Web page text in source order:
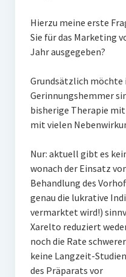
Hierzu meine erste
Sie für das Marketing
Jahr ausgegeben?
Grundsätzlich
Gerinnungshemmer
bisherige Therapie
mit vielen
Nur: aktuell gibt es
wonach der Einsatz
Behandlung des
genau die lukrative
vermarktet wird!)
Xarelto reduziert
noch die Rate
keine Langzeit-
des Präparats vor